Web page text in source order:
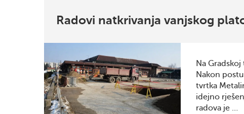
Radovi natkrivanja vanjskog
Na
Nakon
tvrtka
idejno
radova je …